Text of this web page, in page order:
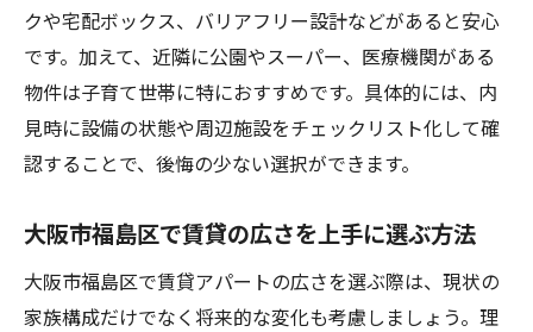
クや宅配ボックス、バリアフリー設計などがあると安心
です。加えて、近隣に公園やスーパー、医療機関がある
物件は子育て世帯に特におすすめです。具体的には、内
見時に設備の状態や周辺施設をチェックリスト化して確
認することで、後悔の少ない選択ができます。
大阪市福島区で賃貸の広さを上手に選ぶ方法
大阪市福島区で賃貸アパートの広さを選ぶ際は、現状の
家族構成だけでなく将来的な変化も考慮しましょう。理